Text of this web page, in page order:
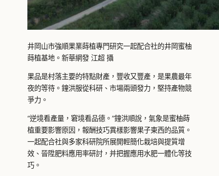
井岡山市強順果業蒔植專門研究一起配合社的井岡蜜柚
蒔植基地。新華網發 江超 攝
果品是村落主要的特點財產，豐收又豐產，是果農最年
夜的等待。鐘洪服從科研、市場兩頭發力，堅持產物競
爭力。
“逆境看產量，窘境看品德。”鐘洪順說，氣象是蜜柚蒔
植重要影響原因，報酬技巧異樣影響果子東西的品質。
一起配合社與多家科研院所展開輕簡化栽培與提質增
效、晉陞肥料應用率研討，并把握應用水肥一體化等技
巧。